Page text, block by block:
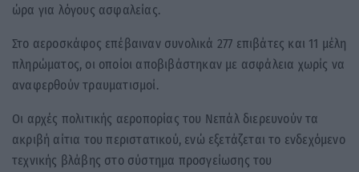
ώρα για λόγους ασφαλείας.
Στο αεροσκάφος επέβαιναν συνολικά 277 επιβάτες και 11 μέλη
πληρώματος, οι οποίοι αποβιβάστηκαν με ασφάλεια χωρίς να
αναφερθούν τραυματισμοί.
Οι αρχές πολιτικής αεροπορίας του Νεπάλ διερευνούν τα
ακριβή αίτια του περιστατικού, ενώ εξετάζεται το ενδεχόμενο
τεχνικής βλάβης στο σύστημα προσγείωσης του